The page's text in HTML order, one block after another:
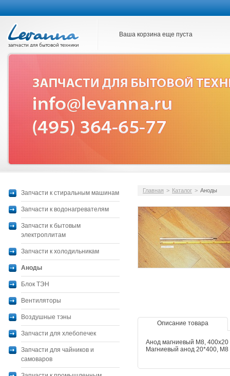
Ваша корзина еще пуста
Запчасти к стиральным машинам
Запчасти к водонагревателям
Запчасти к бытовым
электроплитам
Запчасти к холодильникам
Аноды
Блок ТЭН
Вентиляторы
Воздушные тэны
Запчасти для хлебопечек
Запчасти для чайников и
самоваров
Главная > Каталог > Аноды
Описание товара
Анод магниевый M8,
Магниевый анод